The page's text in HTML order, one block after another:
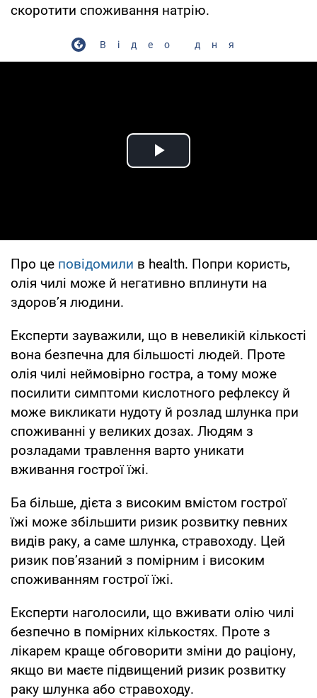
скоротити споживання натрію.
Відео дня
Play Video
Про це повідомили в health. Попри користь,
олія чилі може й негативно вплинути на
здоровʼя людини.
Експерти зауважили, що в невеликій кількості
вона безпечна для більшості людей. Проте
олія чилі неймовірно гостра, а тому може
посилити симптоми кислотного рефлексу й
може викликати нудоту й розлад шлунка при
споживанні у великих дозах. Людям з
розладами травлення варто уникати
вживання гострої їжі.
Ба більше, дієта з високим вмістом гострої
їжі може збільшити ризик розвитку певних
видів раку, а саме шлунка, стравоходу. Цей
ризик повʼязаний з помірним і високим
споживанням гострої їжі.
Експерти наголосили, що вживати олію чилі
безпечно в помірних кількостях. Проте з
лікарем краще обговорити зміни до раціону,
якщо ви маєте підвищений ризик розвитку
раку шлунка або стравоходу.